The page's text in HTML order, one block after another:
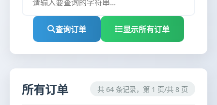
查询订单 显示所有订单
所有订单 共 64 条记录，第 1 页/共 8 页